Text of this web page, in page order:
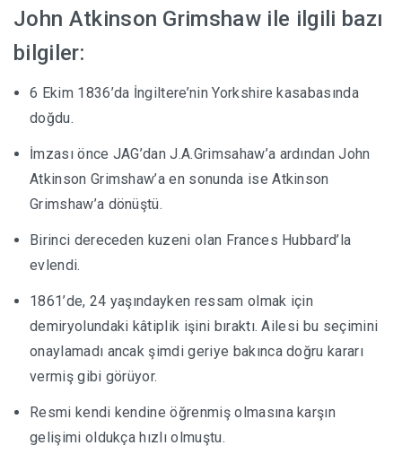
John Atkinson Grimshaw ile ilgili bazı
bilgiler:
6 Ekim 1836’da İngiltere’nin Yorkshire kasabasında
doğdu.
İmzası önce JAG’dan J.A.Grimsahaw’a ardından John
Atkinson Grimshaw’a en sonunda ise Atkinson
Grimshaw’a dönüştü.
Birinci dereceden kuzeni olan Frances Hubbard’la
evlendi.
1861’de, 24 yaşındayken ressam olmak için
demiryolundaki kâtiplik işini bıraktı. Ailesi bu seçimini
onaylamadı ancak şimdi geriye bakınca doğru kararı
vermiş gibi görüyor.
Resmi kendi kendine öğrenmiş olmasına karşın
gelişimi oldukça hızlı olmuştu.